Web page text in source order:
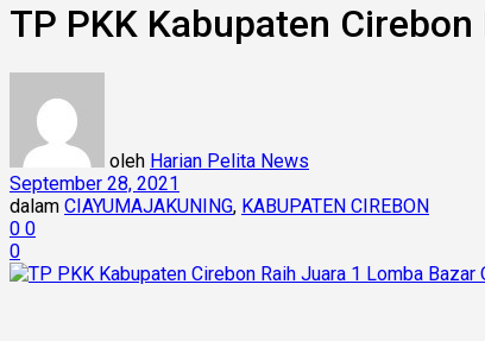
TP PKK Kabupaten
oleh Harian Pelita News
September 28, 2021
dalam CIAYUMAJAKUNING, KABUPATEN CIREBON
0 0
0